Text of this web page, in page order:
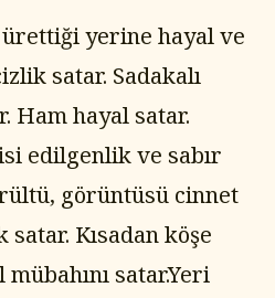
yerine hayal ve
satar. Sadakalı
Ham hayal satar.
edilgenlik ve sabır
görüntüsü cinnet
satar. Kısadan köşe
satar.Yeri